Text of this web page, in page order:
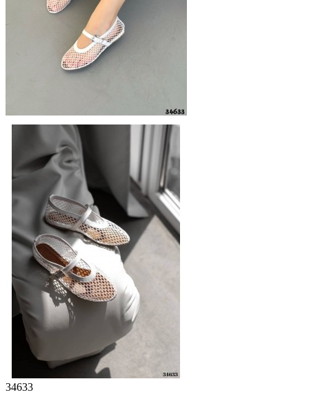
34633